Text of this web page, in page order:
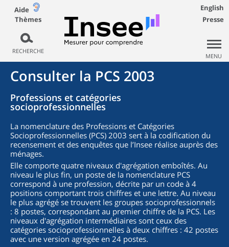
Aide
Thèmes
RECHERCHE
English
Presse
MENU
Consulter la PCS 2003
Professions et catégories
socioprofessionnelles
La nomenclature des Professions et Catégories
Socioprofessionnelles (PCS) 2003 sert à la codification du
recensement et des enquêtes que l’Insee réalise auprès des
ménages.
Elle comporte quatre niveaux d'agrégation emboîtés. Au
niveau le plus fin, un poste de la nomenclature PCS
correspond à une profession, décrite par un code à 4
positions comportant trois chiffres et une lettre. Au niveau
le plus agrégé se trouvent les groupes socioprofessionnels
: 8 postes, correspondant au premier chiffre de la PCS. Les
niveaux d'agrégation intermédiaires sont ceux des
catégories socioprofessionnelles à deux chiffres : 42 postes
avec une version agrégée en 24 postes.